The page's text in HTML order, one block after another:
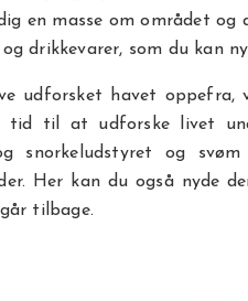
en masse om området og
drikkevarer, som du kan
udforsket havet oppefra,
tid til at udforske livet
snorkeludstyret og
Her kan du også nyde
tilbage.